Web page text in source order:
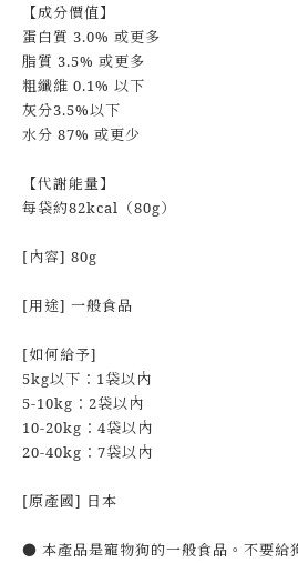
【成分價值】
蛋白質 3.0% 或更多
脂質 3.5% 或更多
粗纖維 0.1% 以下
灰分3.5%以下
水分 87% 或更少
【代謝能量】
每袋約82kcal（80g）
[內容] 80g
[用途] 一般食品
[如何給予]
5kg以下：1袋以內
5-10kg：2袋以內
10-20kg：4袋以內
20-40kg：7袋以內
[原產國] 日本
● 本產品是寵物狗的一般食品。不要給